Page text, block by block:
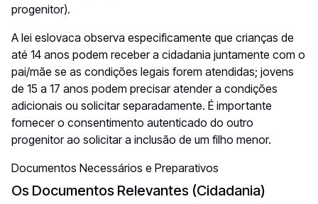
progenitor).
A lei eslovaca observa especificamente que crianças de
até 14 anos podem receber a cidadania juntamente com o
pai/mãe se as condições legais forem atendidas; jovens
de 15 a 17 anos podem precisar atender a condições
adicionais ou solicitar separadamente. É importante
fornecer o consentimento autenticado do outro
progenitor ao solicitar a inclusão de um filho menor.
Documentos Necessários e Preparativos
Os Documentos Relevantes (Cidadania)